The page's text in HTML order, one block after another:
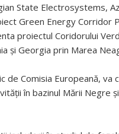
State Electrosystems,
Green Energy Corridor
proiectul Coridorului
și Georgia prin Marea
Comisia Europeană, va
în bazinul Mării Negre